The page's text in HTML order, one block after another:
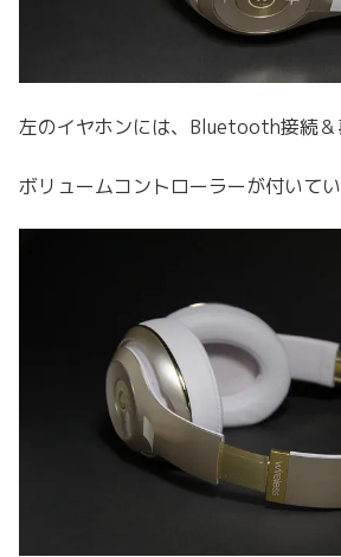
左のイヤホンには、Bluetooth接続＆
ボリュームコントローラーが付いて